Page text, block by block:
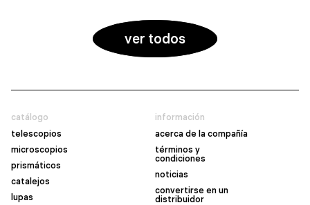
ver todos
catálogo
telescopios
microscopios
prismáticos
catalejos
lupas
información
acerca de la compañía
términos y
condiciones
noticias
convertirse en un
distribuidor